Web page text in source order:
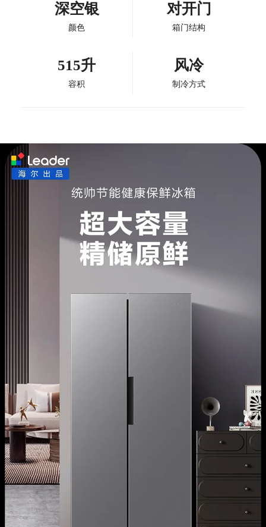
深空银
颜色
对开门
箱门结构
515升
容积
风冷
制冷方式